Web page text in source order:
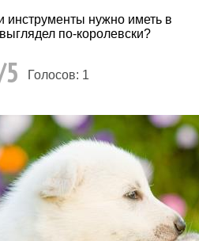
инструменты нужно иметь в
по-королевски?
Голосов: 1